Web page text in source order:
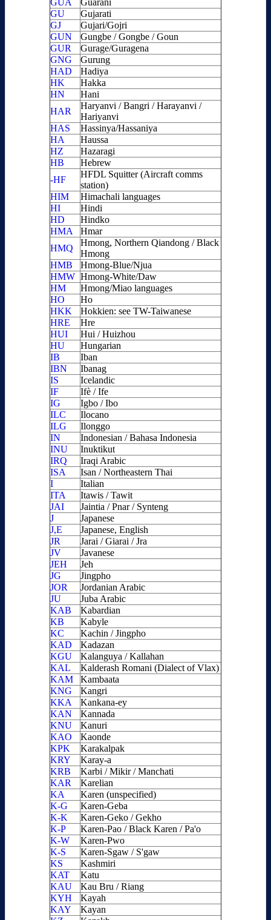
GUA
Guaraní
GU
Gujarati
GJ
Gujari/Gojri
GUN
Gungbe / Gongbe / Goun
GUR
Gurage/Guragena
GNG
Gurung
HAD
Hadiya
HK
Hakka
HN
Hani
HAR
Haryanvi / Bangri / Harayanvi /
Hariyanvi
HAS
Hassinya/Hassaniya
HA
Haussa
HZ
Hazaragi
HB
Hebrew
-HF
HFDL Squitter (Aircraft comms
station)
HIM
Himachali languages
HI
Hindi
HD
Hindko
HMA
Hmar
HMQ
Hmong, Northern Qiandong / Black
Hmong
HMB
Hmong-Blue/Njua
HMW Hmong-White/Daw
HM
Hmong/Miao languages
HO
Ho
HKK
Hokkien: see TW-Taiwanese
HRE
Hre
HUI
Hui / Huizhou
HU
Hungarian
IB
Iban
IBN
Ibanag
IS
Icelandic
IF
Ifè / Ife
IG
Igbo / Ibo
ILC
Ilocano
ILG
Ilonggo
IN
Indonesian / Bahasa Indonesia
INU
Inuktikut
IRQ
Iraqi Arabic
ISA
Isan / Northeastern Thai
I
Italian
ITA
Itawis / Tawit
JAI
Jaintia / Pnar / Synteng
J
Japanese
J,E
Japanese, English
JR
Jarai / Giarai / Jra
JV
Javanese
JEH
Jeh
JG
Jingpho
JOR
Jordanian Arabic
JU
Juba Arabic
KAB
Kabardian
KB
Kabyle
KC
Kachin / Jingpho
KAD
Kadazan
KGU
Kalanguya / Kallahan
KAL
Kalderash Romani (Dialect of Vlax)
KAM
Kambaata
KNG
Kangri
KKA
Kankana-ey
KAN
Kannada
KNU
Kanuri
KAO
Kaonde
KPK
Karakalpak
KRY
Karay-a
KRB
Karbi / Mikir / Manchati
KAR
Karelian
KA
Karen (unspecified)
K-G
Karen-Geba
K-K
Karen-Geko / Gekho
K-P
Karen-Pao / Black Karen / Pa'o
K-W
Karen-Pwo
K-S
Karen-Sgaw / S'gaw
KS
Kashmiri
KAT
Katu
KAU
Kau Bru / Riang
KYH
Kayah
KAY
Kayan